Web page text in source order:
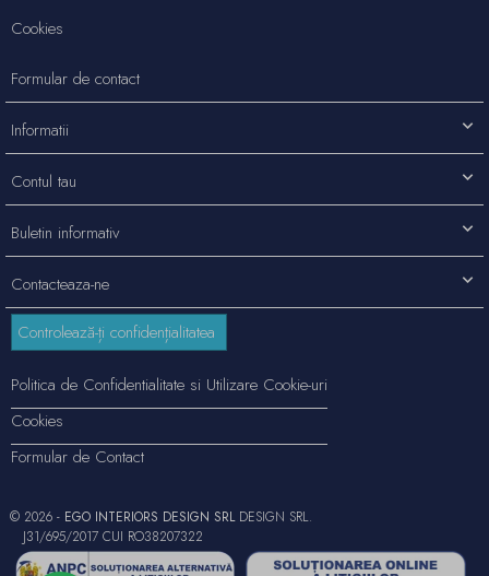
Contacteaza-ne
Cookies
Formular de contact
Informatii
Contul tau
Buletin informativ
Controlează-ți confidențialitatea
Politica de Confidentialitate si Utilizare Cookie-uri
Cookies
Formular de Contact
© 2026 - EGO INTERIORS DESIGN SRLDESIGN SRL.
J31/695/2017 CUI RO38207322